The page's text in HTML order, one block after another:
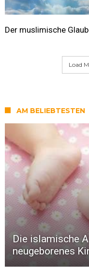
Der muslimische
Load
AM BELIEBTESTEN
Die islamische
neugeborenes